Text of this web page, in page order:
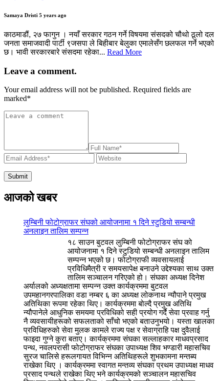
Samaya Dristi 5 years ago
काठमाडौं, २७ फागुन । नयाँ सरकार गठन गर्ने विषयमा संसदको चौथो ठूलो दल
जनता समाजवादी पार्टी ९जसपा ले बिहीबार बेलुका एमालेसँग छलफल गर्ने भएको
छ। भावी सरकारबारे संसदमा रहेका... Read More
Leave a comment.
Your email address will not be published. Required fields are
marked*
आजको खबर
लुम्बिनी फोटोग्राफर संघको आयोजनामा १ दिने स्टुडियो सम्बन्धी
अनलाइन तालिम सम्पन्न
१८ साउन बुटवल लुम्बिनी फोटोग्राफर संघ को
आयोजनामा १ दिने स्टुडियो सम्बन्धी अनलाइन तालिम
सम्पन्न भएको छ। फोटोग्राफी व्यवसायलाई
प्रविधिमैत्री र समयसापेक्ष बनाउने उद्देश्यका साथ उक्त
तालिम सञ्चालन गरिएको हो। संघका अध्यक्ष दिनेश
अर्यालको अध्यक्षतामा सम्पन्न उक्त कार्यक्रममा बुटवल
उपमहानगरपालिका वडा नम्बर ६ का अध्यक्ष लोकनाथ न्यौपाने प्रमुख
अतिथिका रूपमा रहेका थिए। कार्यक्रममा बोल्दै प्रमुख अतिथि
न्यौपानेले आधुनिक समयमा प्रविधिको सही प्रयोग गर्दै सेवा प्रवाह गर्नु
नै व्यवसायीहरूको सफलताको साँचो भएको बताउनुभयो। यस्ता खालका
प्रविधिहरुको सेवा मुलक कामले राज्य पक्ष र सेवाग्राहि पक्ष दुवैलाई
फाइदा गुग्ने कुरा बताए। कार्यक्रममा संघका सल्लाहकार माधवप्रसाद
पन्थ, नवलपरासी फोटोग्राफर संघका उपाध्यक्ष शिव भण्डारी महासचिव
सुरज चालिसे हरूलगायत विभिन्न अतिथिहरूले शुभकामना मन्तब्य
राखेका थिए । कार्यक्रममा स्वागत मन्तव्य संघका प्रथम उपाध्यक्ष माधव
प्रसाद पन्थले राखेका थिए भने कार्यक्रमको सञ्चालन महासचिव